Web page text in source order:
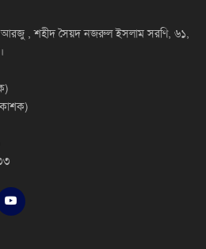
আরজু , শহীদ সৈয়দ নজরুল ইসলাম সরণি, ৬১,